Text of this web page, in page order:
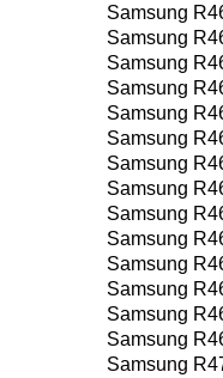
Samsung
Samsung
Samsung
Samsung
Samsung
Samsung
Samsung
Samsung
Samsung
Samsung
Samsung
Samsung
Samsung
Samsung
Samsung